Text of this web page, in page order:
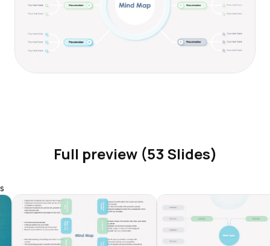
Full preview (53 Slides)
s